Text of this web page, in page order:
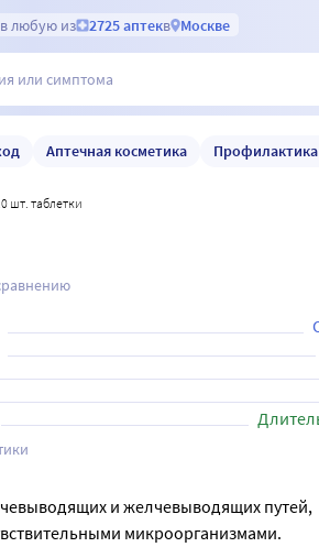
в любую из 2725 аптекв Москве
Аптечная косметика
шт. таблетки
и желчевыводящих путей,
микроорганизмами.